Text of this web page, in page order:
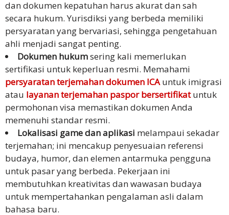
dan dokumen kepatuhan harus akurat dan sah
secara hukum. Yurisdiksi yang berbeda memiliki
persyaratan yang bervariasi, sehingga pengetahuan
ahli menjadi sangat penting.
Dokumen hukumsering kali memerlukan
sertifikasi untuk keperluan resmi. Memahami
persyaratan terjemahan dokumen ICAuntuk imigrasi
atau layanan terjemahan paspor bersertifikatuntuk
permohonan visa memastikan dokumen Anda
memenuhi standar resmi.
Lokalisasi game dan aplikasi melampaui sekadar
terjemahan; ini mencakup penyesuaian referensi
budaya, humor, dan elemen antarmuka pengguna
untuk pasar yang berbeda. Pekerjaan ini
membutuhkan kreativitas dan wawasan budaya
untuk mempertahankan pengalaman asli dalam
bahasa baru.